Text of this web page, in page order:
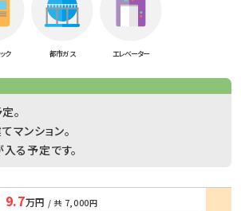
ク 都市ガス エレベーター
。
マンション。
る予定です。
9.7万円 / 共 7,000円